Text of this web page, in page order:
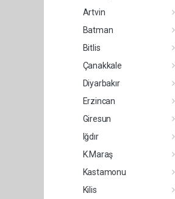
Artvin
Batman
Bitlis
Çanakkale
Diyarbakır
Erzincan
Giresun
Iğdır
K.Maraş
Kastamonu
Kilis